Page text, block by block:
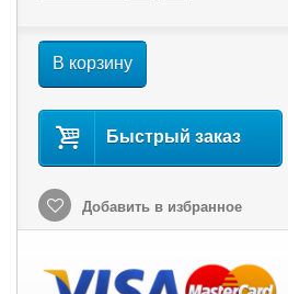
В корзину
Быстрый заказ
Добавить в избранное